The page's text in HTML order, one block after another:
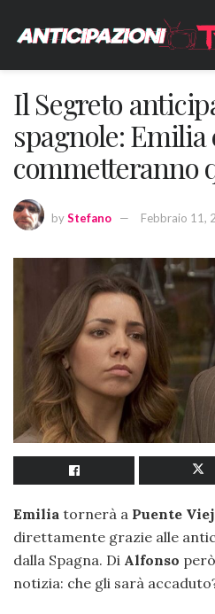
Il Segreto
spagnole: Emilia
commetteranno
byStefano Febbraio 11,
Emilia tornerà a Puente
direttamente grazie alle
dalla Spagna. Di Alfonso
notizia: che gli sarà